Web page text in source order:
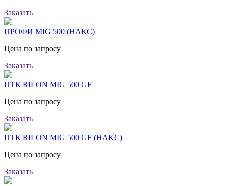
Заказать
ПРОФИ MIG 500 (НАКС)
Цена по запросу
Заказать
ПТК RILON MIG 500 GF
Цена по запросу
Заказать
ПТК RILON MIG 500 GF (НАКС)
Цена по запросу
Заказать